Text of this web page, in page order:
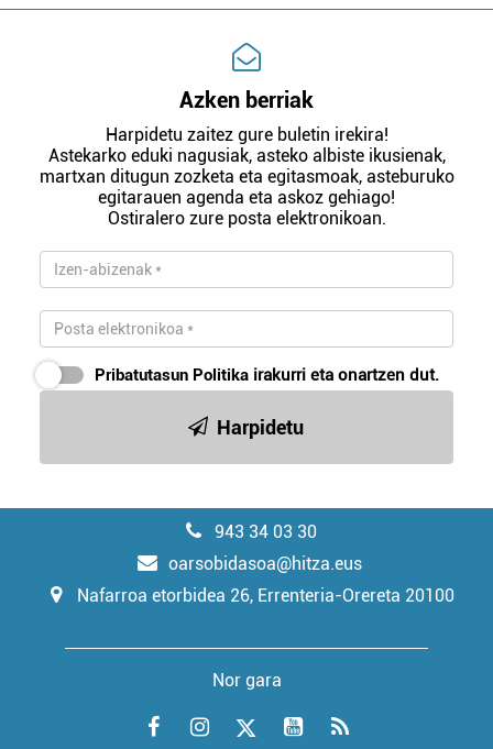
Azken berriak
Harpidetu zaitez gure buletin irekira!
Astekarko eduki nagusiak, asteko albiste ikusienak,
martxan ditugun zozketa eta egitasmoak, asteburuko
egitarauen agenda eta askoz gehiago!
Ostiralero zure posta elektronikoan.
Pribatutasun Politika irakurri eta onartzen dut.
Harpidetu
943 34 03 30
oarsobidasoa@hitza.eus
Nafarroa etorbidea 26, Errenteria-Orereta 20100
Nor gara